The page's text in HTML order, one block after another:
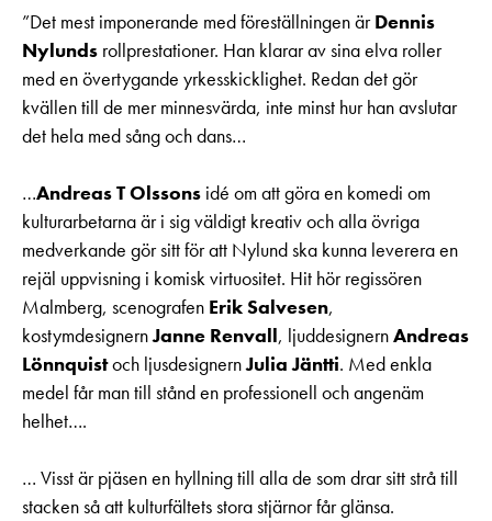
”Det mest imponerande med föreställningen ärDennis
Nylunds rollprestationer. Han klarar av sina elva roller
med en övertygande yrkesskicklighet. Redan det gör
kvällen till de mer minnesvärda, inte minst hur han avslutar
det hela med sång och dans…
…Andreas T Olssons idé om att göra en komedi om
kulturarbetarna är i sig väldigt kreativ och alla övriga
medverkande gör sitt för att Nylund ska kunna leverera en
rejäl uppvisning i komisk virtuositet. Hit hör regissören
Malmberg, scenografen Erik Salvesen,
kostymdesignernJanne Renvall, ljuddesignernAndreas
Lönnquistoch ljusdesignernJulia Jäntti. Med enkla
medel får man till stånd en professionell och angenäm
helhet….
… Visst är pjäsen en hyllning till alla de som drar sitt strå till
stacken så att kulturfältets stora stjärnor får glänsa.